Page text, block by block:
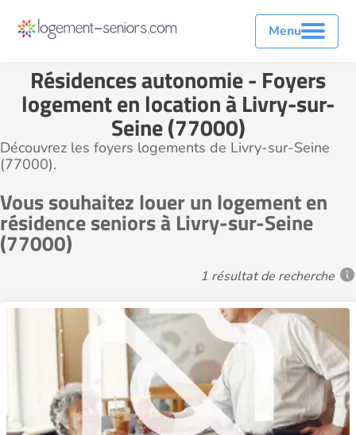
Menu
Résidences autonomie - Foyers
logement en location à Livry-sur-
Seine (77000)
Découvrez les foyers logements de Livry-sur-Seine
(77000).
Vous souhaitez louer un logement en
résidence seniors à Livry-sur-Seine
(77000)
1 résultat de recherche